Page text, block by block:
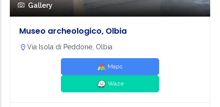
Gallery
Museo archeologico, Olbia
Via Isola di Peddone, Olbia
Maps
Waze